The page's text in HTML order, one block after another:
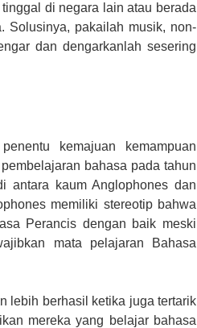
di negara lain atau berada
Solusinya, pakailah musik, non-
dan dengarkanlah sesering
kemajuan kemampuan
bahasa pada tahun
antara kaum Anglophones dan
memiliki stereotip bahwa
Perancis dengan baik meski
mata pelajaran Bahasa
lebih berhasil ketika juga tertarik
mereka yang belajar bahasa